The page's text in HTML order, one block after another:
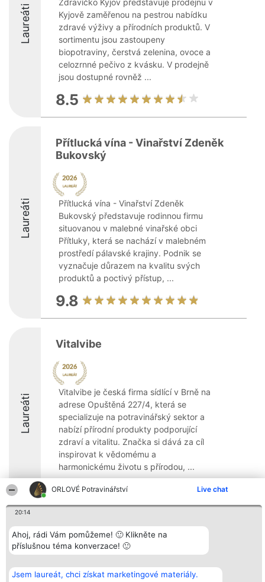
ORLOVÉ Potravinářství Live chat
20:14
Ahoj, rádi Vám pomůžeme! 🙂 Klikněte na
příslušnou téma konverzace! 🙂
Jsem laureát, chci získat marketingové materiály.
Laureáti
Zdravíčko Kyjov představuje prodejnu v
Kyjově zaměřenou na pestrou nabídku
zdravé výživy a přírodních produktů. V
sortimentu jsou zastoupeny
biopotraviny, čerstvá zelenina, ovoce a
celozrnné pečivo z kvásku. V prodejně
jsou dostupné rovněž ...
8.5
Laureáti
Přítlucká vína - Vinařství Zdeněk
Bukovský
Přítlucká vína - Vinařství Zdeněk
Bukovský představuje rodinnou firmu
situovanou v malebné vinařské obci
Přítluky, která se nachází v malebném
prostředí pálavské krajiny. Podnik se
vyznačuje důrazem na kvalitu svých
produktů a poctivý přístup, ...
9.8
Laureáti
Vitalvibe
Vitalvibe je česká firma sídlící v Brně na
adrese Opuštěná 227/4, která se
specializuje na potravinářský sektor a
nabízí přírodní produkty podporující
zdraví a vitalitu. Značka si dává za cíl
inspirovat k vědomému a
harmonickému životu s přírodou, ...
9.4
Organizátor hlasování
Bright Side Solutions sp. z o.
o. sp. k.
ul. Ruska 22
Wrocław 50-079
KRS 0000749100 | Regon
Plebiscyt
Vítězové
Seznam všech
laureátů
Zásady
Pravidla